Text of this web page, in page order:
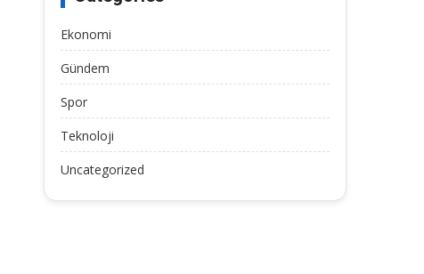
Ekonomi
Gündem
Spor
Teknoloji
Uncategorized